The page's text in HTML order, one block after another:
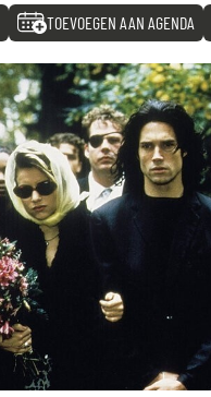
TOEVOEGEN AAN AGENDA